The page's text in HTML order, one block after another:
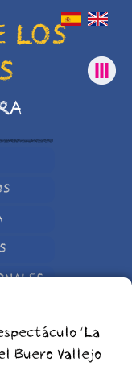
LOS
‘La
Buero Vallejo